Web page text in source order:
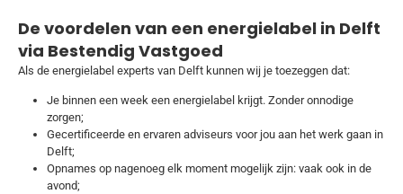
De voordelen van een energielabel in Delft
via Bestendig Vastgoed
Als de energielabel experts van Delft kunnen wij je toezeggen dat:
Je binnen een week een energielabel krijgt. Zonder onnodige
zorgen;
Gecertificeerde en ervaren adviseurs voor jou aan het werk gaan in
Delft;
Opnames op nagenoeg elk moment mogelijk zijn: vaak ook in de
avond;